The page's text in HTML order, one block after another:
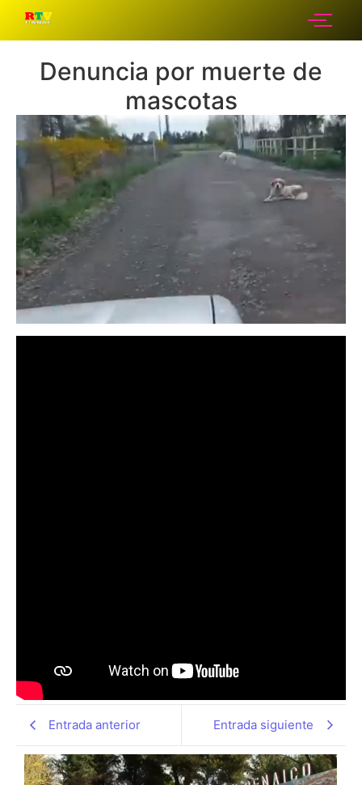
Denuncia por muerte de
mascotas
Entrada anterior Entrada siguiente